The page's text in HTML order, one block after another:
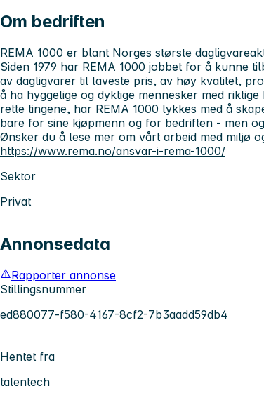
Om bedriften
REMA 1000 er blant Norges største
Siden 1979 har REMA 1000 jobbet for å kunne
av dagligvarer til laveste pris, av høy kvalitet,
å ha hyggelige og dyktige mennesker med
rette tingene, har REMA 1000 lykkes med å
bare for sine kjøpmenn og for bedriften - men
Ønsker du å lese mer om vårt arbeid med miljø
https://www.rema.no/ansvar-i-rema-1000/
Sektor
Privat
Annonsedata
Rapporter annonse
Stillingsnummer
ed880077-f580-4167-8cf2-7b3aadd59db4
Hentet fra
talentech